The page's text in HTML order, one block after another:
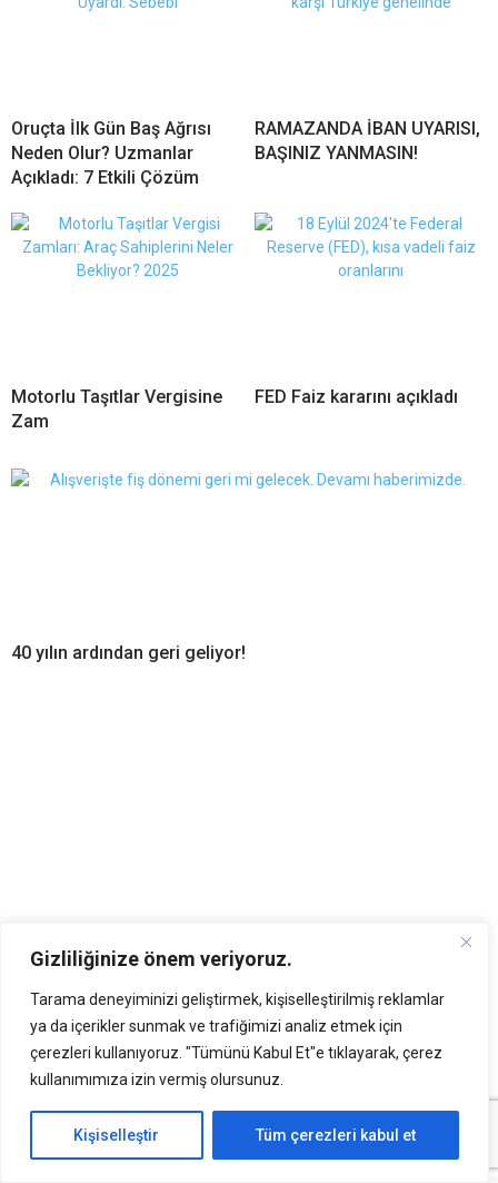
Gizliliğinize önem veriyoruz.
Tarama deneyiminizi geliştirmek, kişiselleştirilmiş reklamlar
ya da içerikler sunmak ve trafiğimizi analiz etmek için
çerezleri kullanıyoruz. "Tümünü Kabul Et"e tıklayarak, çerez
kullanımımıza izin vermiş olursunuz.
Kişiselleştir Tüm çerezleri kabul et
Oruçta İlk Gün Baş Ağrısı
Neden Olur? Uzmanlar
Açıkladı: 7 Etkili Çözüm
RAMAZANDA İBAN UYARISI,
BAŞINIZ YANMASIN!
Motorlu Taşıtlar Vergisine
Zam
FED Faiz kararını açıkladı
40 yılın ardından geri geliyor!